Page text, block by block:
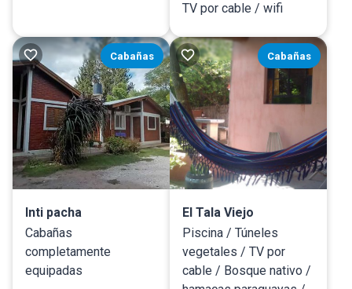
TV por cable / wifi
Cabañas
Inti pacha
Cabañas
completamente
equipadas
Cabañas
El Tala Viejo
Piscina / Túneles
vegetales / TV por
cable / Bosque nativo /